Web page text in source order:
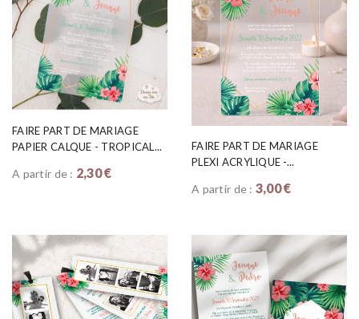
FAIRE PART DE MARIAGE
PAPIER CALQUE - TROPICAL...
A partir de : 2,30 €
FAIRE PART DE MARIAGE
PLEXI ACRYLIQUE -...
A partir de : 3,00 €